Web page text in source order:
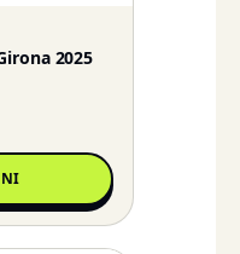
2025